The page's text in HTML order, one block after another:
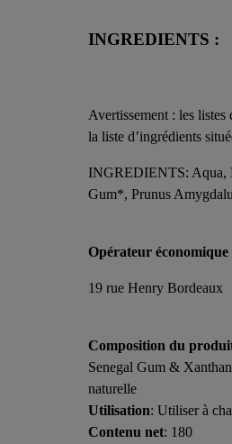
INGREDIENTS :
Avertissement : les
la liste d’ingrédients
INGREDIENTS: Aqua,
Gum*, Prunus
Opérateur
19 rue Henry Bordeaux
Composition du
Senegal Gum &
naturelle
Utilisation: Utiliser à
Contenu net: 180